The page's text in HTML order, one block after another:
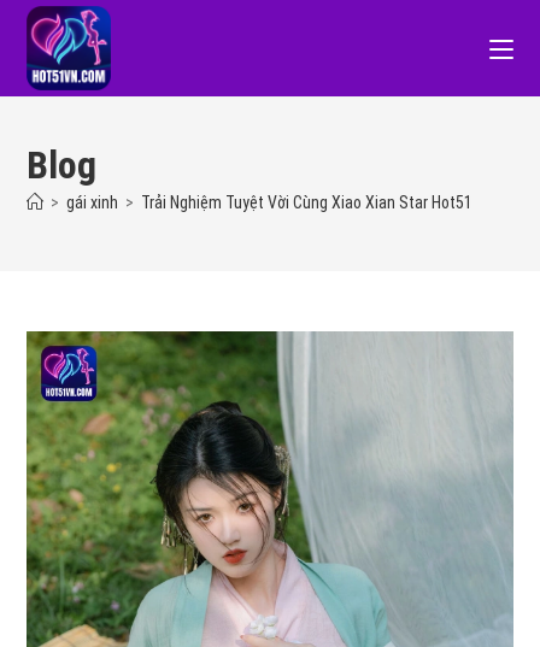
Blog
> gái xinh > Trải Nghiệm Tuyệt Vời Cùng Xiao Xian Star Hot51